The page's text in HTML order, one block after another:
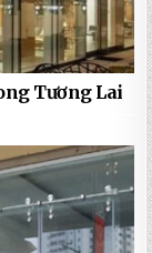
Tương Lai